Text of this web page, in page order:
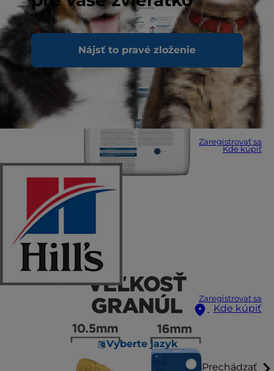
Nájsť to pravé zloženie
Zaregistrovať sa
Kde kúpiť
Zaregistrovať sa
Kde kúpiť
Vyberte jazyk
Prechádzať